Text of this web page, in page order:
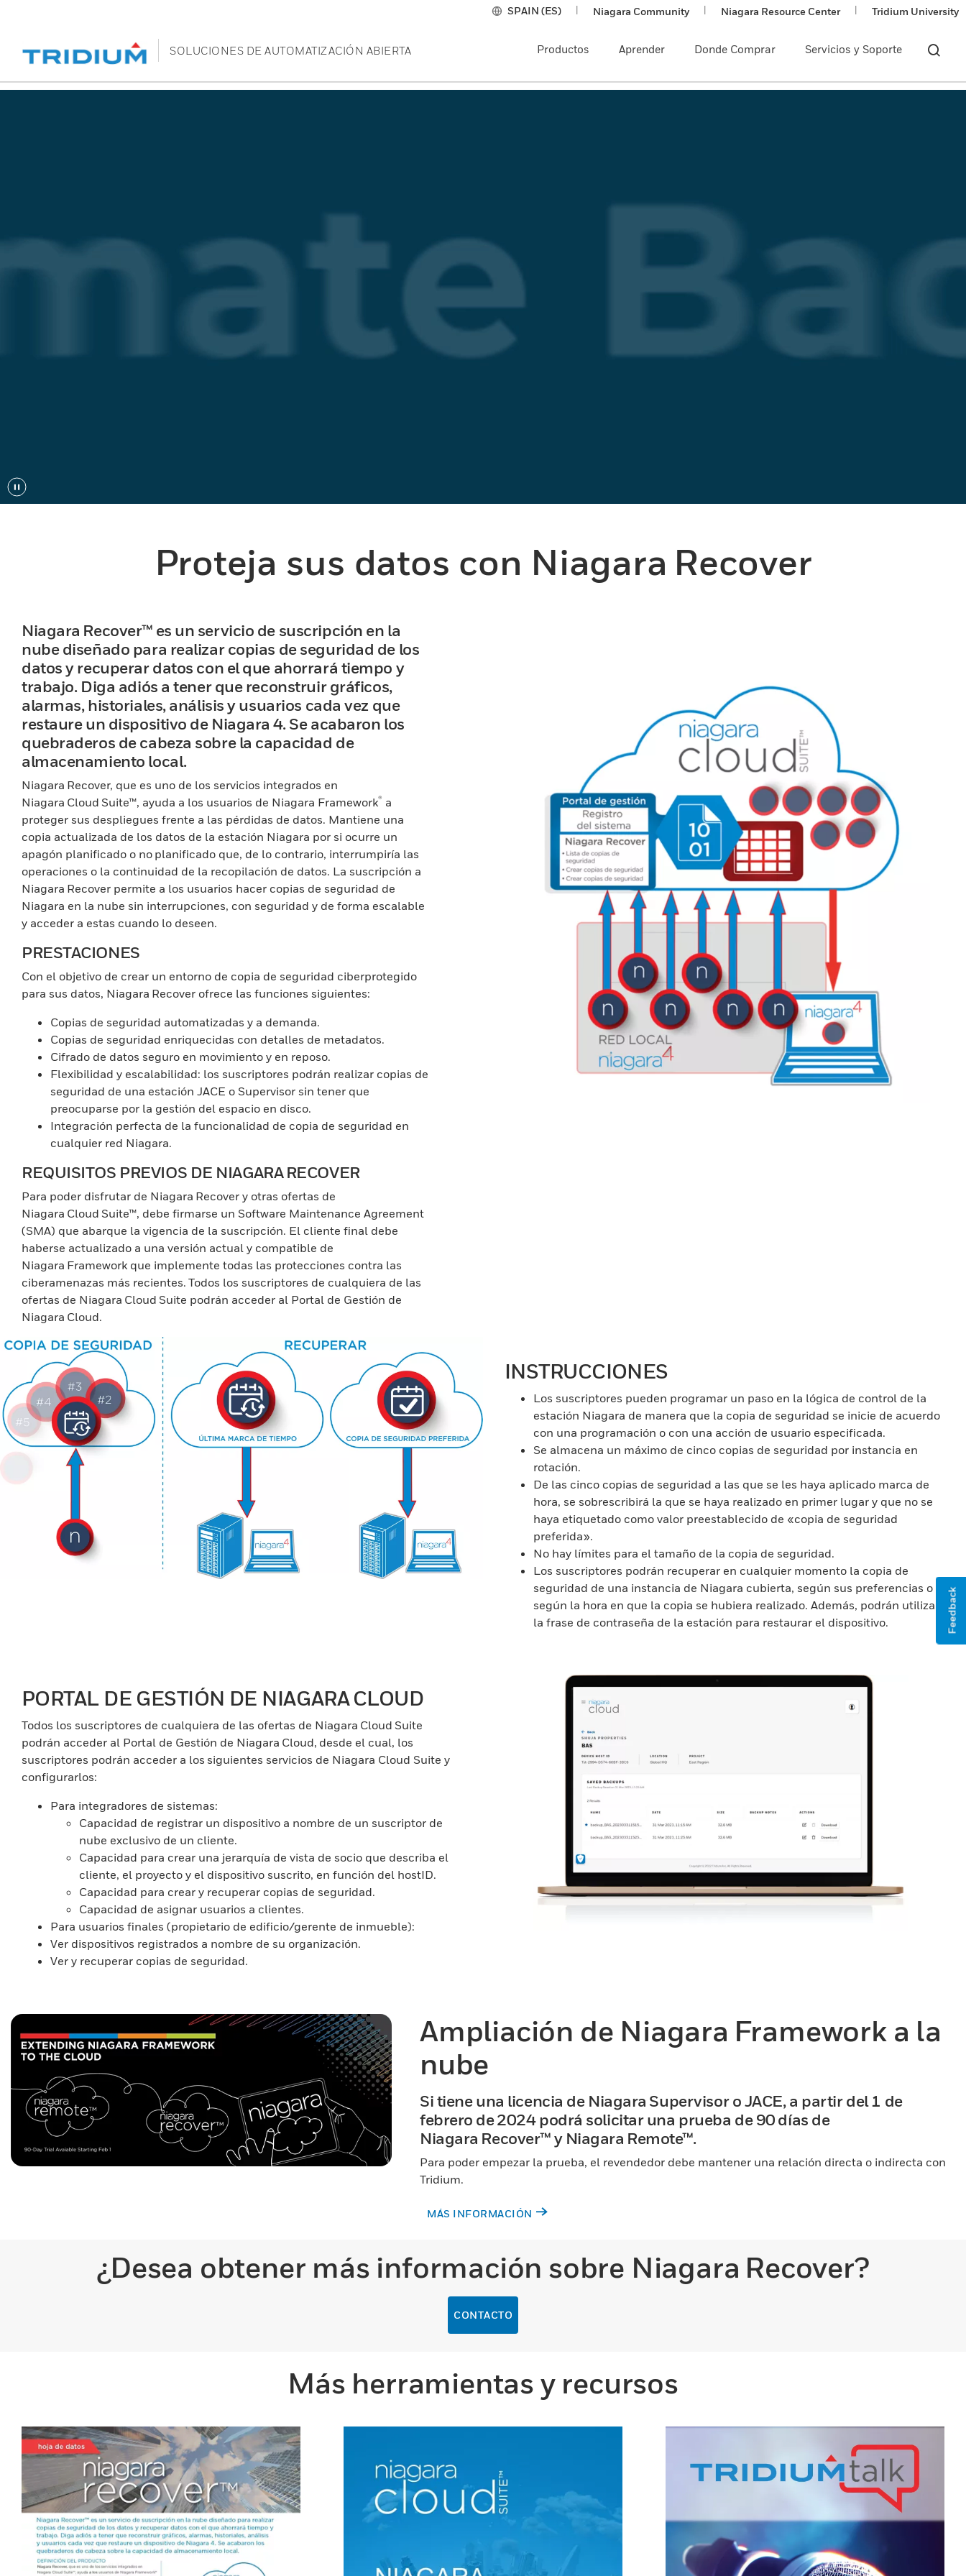
SPAIN (ES) Niagara Community Niagara Resource Center Tridium University
SOLUCIONES DE AUTOMATIZACIÓN ABIERTA Productos Aprender Donde Comprar Servicios y Soporte
Proteja sus datos con Niagara Recover
Niagara Recover™ es un servicio de suscripción en la
nube diseñado para realizar copias de seguridad de los
datos y recuperar datos con el que ahorrará tiempo y
trabajo. Diga adiós a tener que reconstruir gráficos,
alarmas, historiales, análisis y usuarios cada vez que
restaure un dispositivo de Niagara 4. Se acabaron los
quebraderos de cabeza sobre la capacidad de
almacenamiento local.
Niagara Recover, que es uno de los servicios integrados en
Niagara Cloud Suite™, ayuda a los usuarios de Niagara Framework® a
proteger sus despliegues frente a las pérdidas de datos. Mantiene una
copia actualizada de los datos de la estación Niagara por si ocurre un
apagón planificado o no planificado que, de lo contrario, interrumpiría las
operaciones o la continuidad de la recopilación de datos. La suscripción a
Niagara Recover permite a los usuarios hacer copias de seguridad de
Niagara en la nube sin interrupciones, con seguridad y de forma escalable
y acceder a estas cuando lo deseen.
PRESTACIONES
Con el objetivo de crear un entorno de copia de seguridad ciberprotegido
para sus datos, Niagara Recover ofrece las funciones siguientes:
Copias de seguridad automatizadas y a demanda.
Copias de seguridad enriquecidas con detalles de metadatos.
Cifrado de datos seguro en movimiento y en reposo.
Flexibilidad y escalabilidad: los suscriptores podrán realizar copias de
seguridad de una estación JACE o Supervisor sin tener que
preocuparse por la gestión del espacio en disco.
Integración perfecta de la funcionalidad de copia de seguridad en
cualquier red Niagara.
REQUISITOS PREVIOS DE NIAGARA RECOVER
Para poder disfrutar de Niagara Recover y otras ofertas de
Niagara Cloud Suite™, debe firmarse un Software Maintenance Agreement
(SMA) que abarque la vigencia de la suscripción. El cliente final debe
haberse actualizado a una versión actual y compatible de
Niagara Framework que implemente todas las protecciones contra las
ciberamenazas más recientes. Todos los suscriptores de cualquiera de las
ofertas de Niagara Cloud Suite podrán acceder al Portal de Gestión de
Niagara Cloud.
INSTRUCCIONES
Los suscriptores pueden programar un paso en la lógica de control de la
estación Niagara de manera que la copia de seguridad se inicie de acuerdo
con una programación o con una acción de usuario especificada.
Se almacena un máximo de cinco copias de seguridad por instancia en
rotación.
De las cinco copias de seguridad a las que se les haya aplicado marca de
hora, se sobrescribirá la que se haya realizado en primer lugar y que no se
haya etiquetado como valor preestablecido de «copia de seguridad
preferida».
No hay límites para el tamaño de la copia de seguridad.
Los suscriptores podrán recuperar en cualquier momento la copia de
seguridad de una instancia de Niagara cubierta, según sus preferencias o
según la hora en que la copia se hubiera realizado. Además, podrán utilizar
la frase de contraseña de la estación para restaurar el dispositivo.
PORTAL DE GESTIÓN DE NIAGARA CLOUD
Todos los suscriptores de cualquiera de las ofertas de Niagara Cloud Suite
podrán acceder al Portal de Gestión de Niagara Cloud, desde el cual, los
suscriptores podrán acceder a los siguientes servicios de Niagara Cloud Suite y
configurarlos:
Para integradores de sistemas:
Capacidad de registrar un dispositivo a nombre de un suscriptor de
nube exclusivo de un cliente.
Capacidad para crear una jerarquía de vista de socio que describa el
cliente, el proyecto y el dispositivo suscrito, en función del hostID.
Capacidad para crear y recuperar copias de seguridad.
Capacidad de asignar usuarios a clientes.
Para usuarios finales (propietario de edificio/gerente de inmueble):
Ver dispositivos registrados a nombre de su organización.
Ver y recuperar copias de seguridad.
Ampliación de Niagara Framework a la
nube
Si tiene una licencia de Niagara Supervisor o JACE, a partir del 1 de
febrero de 2024 podrá solicitar una prueba de 90 días de
Niagara Recover™ y Niagara Remote™.
Para poder empezar la prueba, el revendedor debe mantener una relación directa o indirecta con
Tridium.
MÁS INFORMACIÓN
¿Desea obtener más información sobre Niagara Recover?
CONTACTO
Más herramientas y recursos
Feedback